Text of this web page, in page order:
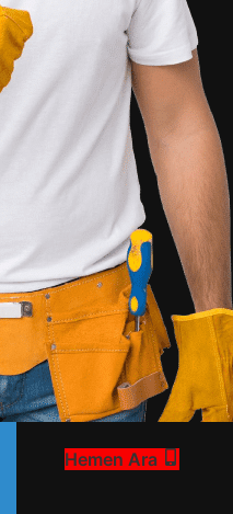
Hemen Ara
sorunu, hemen hemen
zaman zaman
Tabaklar, bardaklar
tencereler program
KEŞFET
Servis
Uzman
Arıza tespitinde ücret